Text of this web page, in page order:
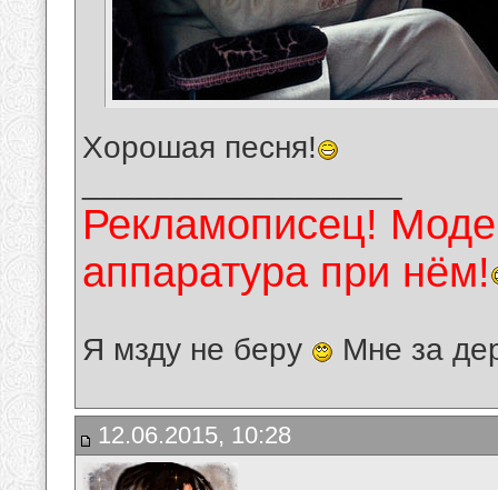
Хорошая песня!
Рекламописец!
аппаратура при нём!
Я мзду не беру Мне за
12.06.2015, 10:28